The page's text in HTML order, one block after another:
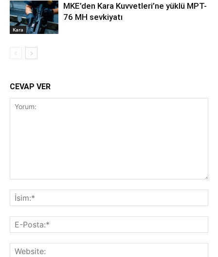
Kara
MKE’den Kara Kuvvetleri’ne yüklü MPT-
76 MH sevkiyatı
CEVAP VER